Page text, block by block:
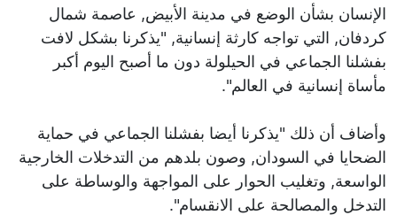
الإنسان بشأن الوضع في مدينة الأبيض, عاصمة شمال
كردفان, التي تواجه كارثة إنسانية, "يذكرنا بشكل لافت
بفشلنا الجماعي في الحيلولة دون ما أصبح اليوم أكبر
مأساة إنسانية في العالم".
وأضاف أن ذلك "يذكرنا أيضا بفشلنا الجماعي في حماية
الضحايا في السودان, وصون بلدهم من التدخلات الخارجية
الواسعة, وتغليب الحوار على المواجهة والوساطة على
التدخل والمصالحة على الانقسام".